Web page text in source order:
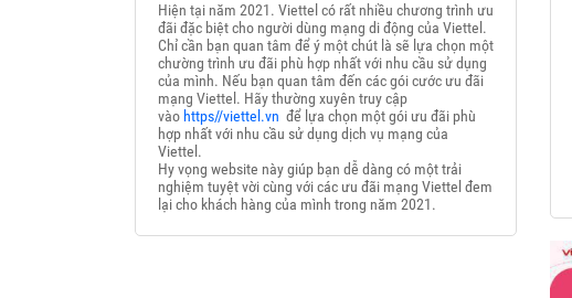
Hiện tại năm 2021. Viettel có rất nhiều chương trình ưu
đãi đặc biệt cho người dùng mạng di động của Viettel.
Chỉ cần bạn quan tâm để ý một chút là sẽ lựa chọn một
chường trình ưu đãi phù hợp nhất với nhu cầu sử dụng
của mình. Nếu bạn quan tâm đến các gói cước ưu đãi
mạng Viettel. Hãy thường xuyên truy cập
vào https//viettel.vn để lựa chọn một gói ưu đãi phù
hợp nhất với nhu cầu sử dụng dịch vụ mạng của
Viettel.
Hy vọng website này giúp bạn dễ dàng có một trải
nghiệm tuyệt vời cùng với các ưu đãi mạng Viettel đem
lại cho khách hàng của mình trong năm 2021.